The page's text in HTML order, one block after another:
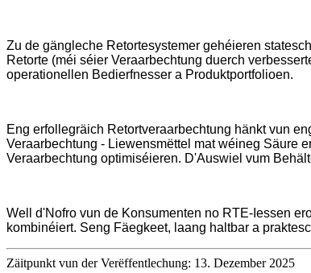
Zu de gängleche Retortesystemer gehéieren
Retorte (méi séier Veraarbechtung duerch
operationellen Bedierfnesser a Produktportfolioen.
Eng erfollegräich Retortveraarbechtung hänkt vun
Veraarbechtung - Liewensmëttel mat wéineg Säure
Veraarbechtung optimiséieren. D'Auswiel vum
Well d'Nofro vun de Konsumenten no RTE-Iessen
kombinéiert. Seng Fäegkeet, laang haltbar a
Zäitpunkt vun der Verëffentlechung: 13. Dezember 2025